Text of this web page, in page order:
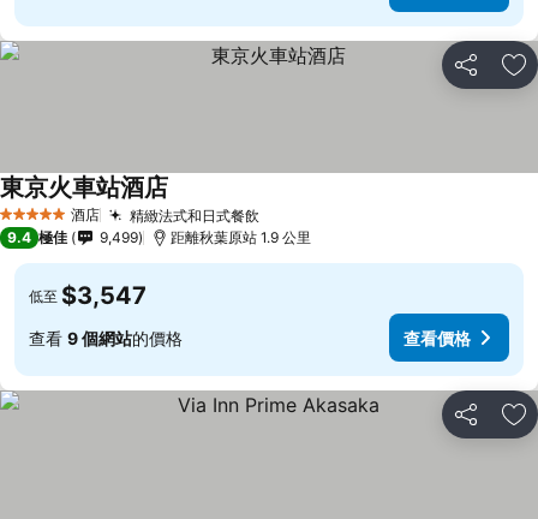
分享 放
5 星級 酒店 精緻法式和日式餐飲查看價格
東京火車站酒店
9.4 極佳 9,499 距離秋葉原站 1.9 公里
低至 $3,547
查看 9 個網站的價格 查看價格
分享 放